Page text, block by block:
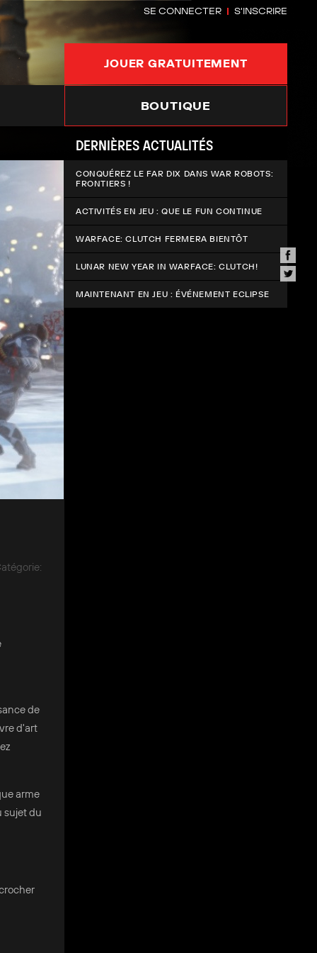
SE CONNECTER S'INSCRIRE
JOUER GRATUITEMENT
BOUTIQUE
:
de
d'art
arme
sujet du
DERNIÈRES ACTUALITÉS
CONQUÉREZ LE FAR DIX DANS WAR ROBOTS:
FRONTIERS !
ACTIVITÉS EN JEU : QUE LE FUN CONTINUE
WARFACE: CLUTCH FERMERA BIENTÔT
LUNAR NEW YEAR IN WARFACE: CLUTCH!
MAINTENANT EN JEU : ÉVÉNEMENT ECLIPSE